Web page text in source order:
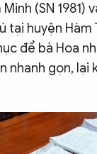
(SN 1981)
tại huyện Hàm
để bà Hoa
nhanh gọn, lại